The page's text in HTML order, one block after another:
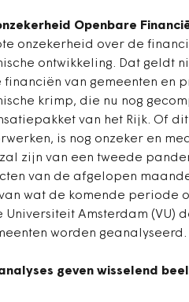
Openbare
onzekerheid over de
ontwikkeling. Dat geldt
financiën van gemeenten en
krimp, die nu nog
van het Rijk. Of
is nog onzeker en
zijn van een tweede
van de afgelopen
wat de komende periode
Universiteit Amsterdam (VU)
worden geanalyseerd.
geven wisselend